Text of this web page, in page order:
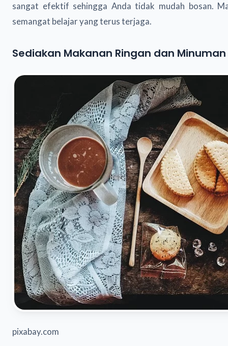
sangat efektif sehingga Anda tidak mudah bosan.
semangat belajar yang terus terjaga.
Sediakan Makanan Ringan dan Minuman
pixabay.com